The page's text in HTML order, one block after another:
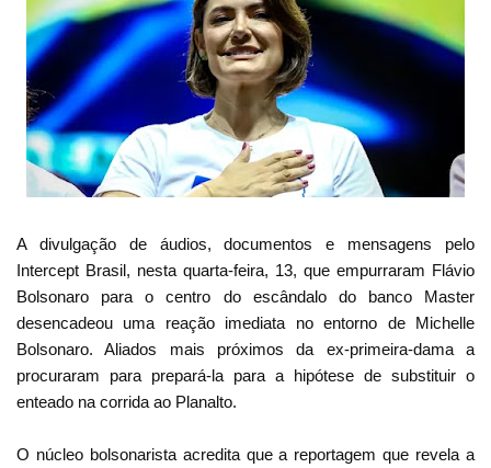
A divulgação de áudios, documentos e mensagens pelo
Intercept Brasil, nesta quarta-feira, 13, que empurraram Flávio
Bolsonaro para o centro do escândalo do banco Master
desencadeou uma reação imediata no entorno de Michelle
Bolsonaro. Aliados mais próximos da ex-primeira-dama a
procuraram para prepará-la para a hipótese de substituir o
enteado na corrida ao Planalto.
O núcleo bolsonarista acredita que a reportagem que revela a